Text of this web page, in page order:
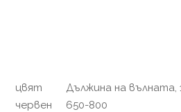
цвят Дължина на вълната,
червен
650-800